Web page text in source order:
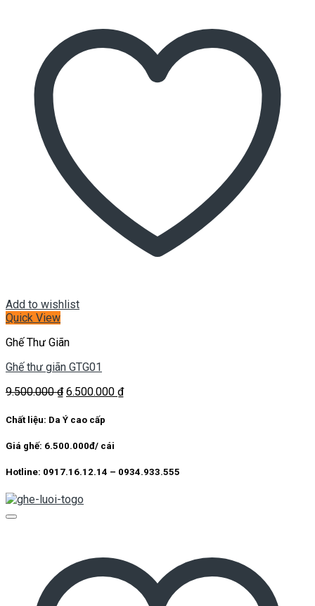
Add to wishlist
Quick View
Ghế Thư Giãn
Ghế thư giãn GTG01
9.500.000₫ Giá
là:
6.500.000 ₫Giá
Chất liệu: Da Ý cao cấp
Giá ghế: 6.500.000đ/ cái
Hotline: 0917.16.12.14 – 0934.933.555